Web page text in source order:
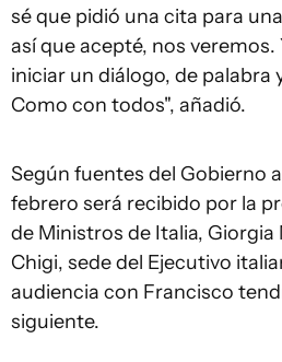
sé que pidió una cita para
así que acepté, nos
iniciar un diálogo, de palabra
Como con todos", añadió.
Según fuentes del Gobierno
febrero será recibido por la
de Ministros de Italia, Giorgia
Chigi, sede del Ejecutivo
audiencia con Francisco
siguiente.